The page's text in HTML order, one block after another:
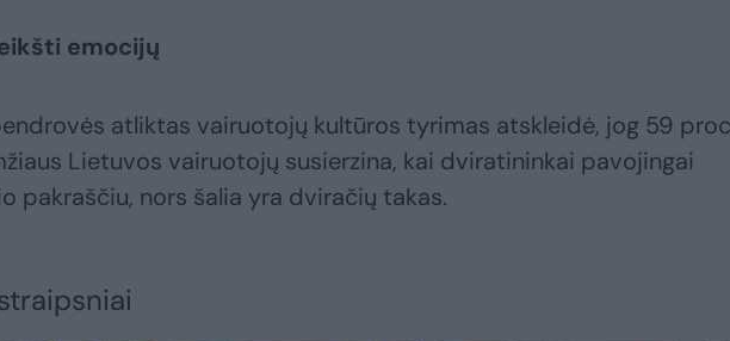
emocijų
atliktas vairuotojų kultūros tyrimas atskleidė, jog 59
Lietuvos vairuotojų susierzina, kai dviratininkai pavojingai
pakraščiu, nors šalia yra dviračių takas.